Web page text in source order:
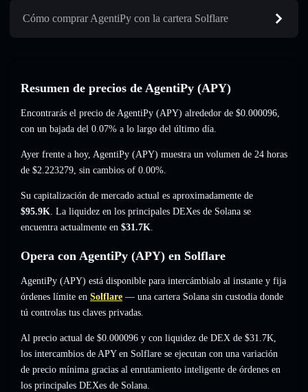
Cómo comprar AgentiPy con la cartera Solflare
Resumen de precios de AgentiPy (APY)
Encontrarás el precio de AgentiPy (APY) alrededor de $0.000096,
con un bajada del 0.07% a lo largo del último día.
Ayer frente a hoy, AgentiPy (APY) muestra un volumen de 24 horas
de $2.223279, sin cambios of 0.00%.
Su capitalización de mercado actual es aproximadamente de
$95.9K. La liquidez en los principales DEXes de Solana se
encuentra actualmente en $31.7K.
Opera con AgentiPy (APY) en Solflare
AgentiPy (APY) está disponible para intercámbialo al instante y fija
órdenes límite en Solflare — una cartera Solana sin custodia donde
tú controlas tus claves privadas.
Al precio actual de $0.000096 y con liquidez de DEX de $31.7K,
los intercambios de APY en Solflare se ejecutan con una variación
de precio mínima gracias al enrutamiento inteligente de órdenes en
los principales DEXes de Solana.